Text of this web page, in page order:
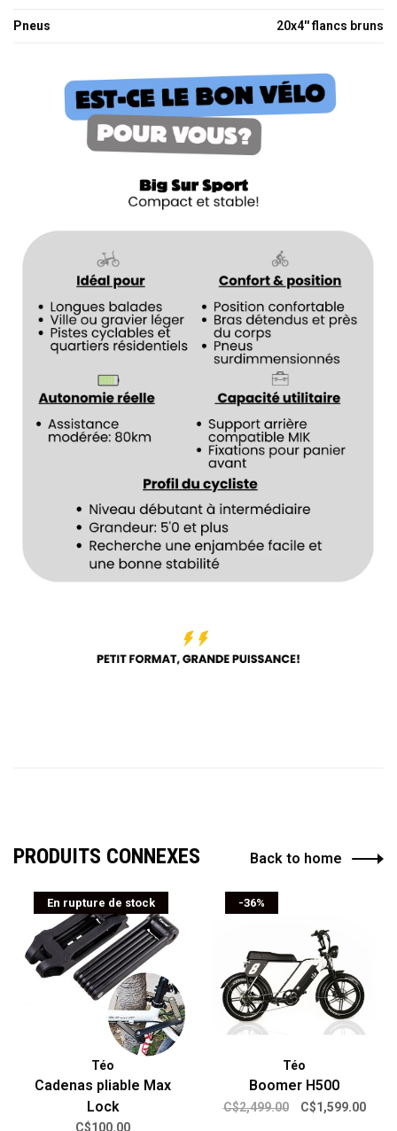
Pneus 20x4'' flancs bruns
PRODUITS CONNEXES Back to home
En rupture de stock
Téo
Cadenas pliable Max
Lock
C$100.00
-36%
Téo
Boomer H500
C$2,499.00 C$1,599.00